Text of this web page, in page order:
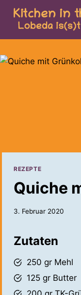
Zum
Inhalt
REZEPTE
Quiche
3. Februar 2020
Zutaten
250 gr Mehl
125 gr Butter